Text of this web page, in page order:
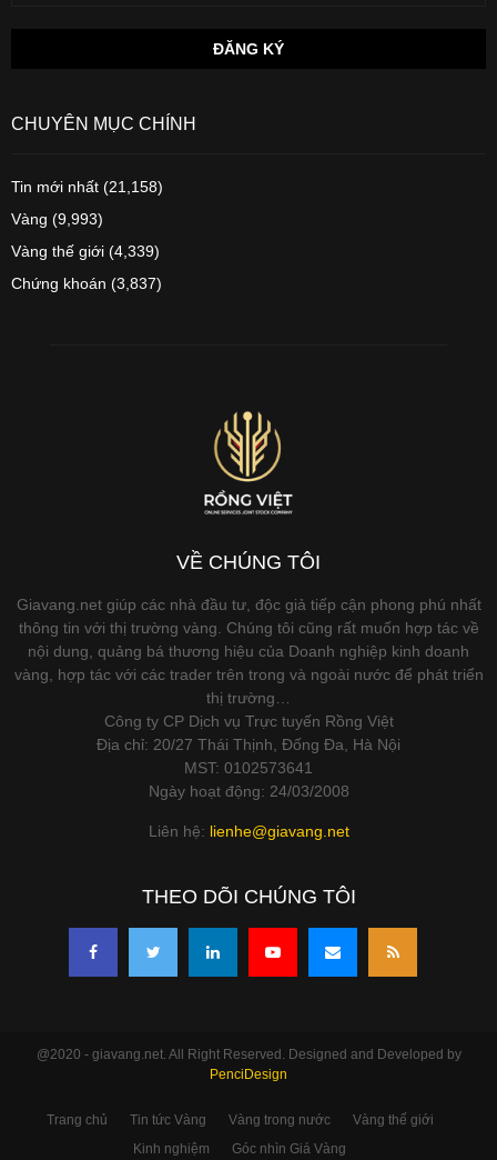
CHUYÊN MỤC CHÍNH
Tin mới nhất (21,158)
Vàng (9,993)
Vàng thế giới (4,339)
Chứng khoán (3,837)
VỀ CHÚNG TÔI
Giavang.net giúp các nhà đầu tư, độc giả tiếp cận phong phú nhất
thông tin với thị trường vàng. Chúng tôi cũng rất muốn hợp tác về
nội dung, quảng bá thương hiệu của Doanh nghiệp kinh doanh
vàng, hợp tác với các trader trên trong và ngoài nước để phát triển
thị trường…
Công ty CP Dịch vụ Trực tuyến Rồng Việt
Địa chỉ: 20/27 Thái Thịnh, Đống Đa, Hà Nội
MST: 0102573641
Ngày hoạt động: 24/03/2008
Liên hệ: lienhe@giavang.net
THEO DÕI CHÚNG TÔI
@2020 - giavang.net. All Right Reserved. Designed and Developed by
PenciDesign
Trang chủ Tin tức Vàng Vàng trong nước
Vàng thế giới
Kinh nghiệm
Góc nhìn Giá Vàng